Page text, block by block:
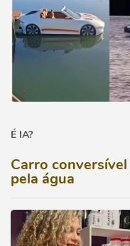
É IA?
Carro
pela água